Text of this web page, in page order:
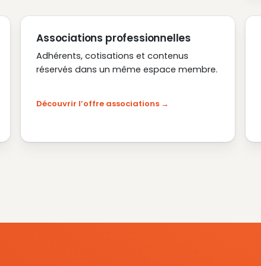
Associations professionnelles
Adhérents, cotisations et contenus
réservés dans un même espace membre.
Découvrir l’offre associations